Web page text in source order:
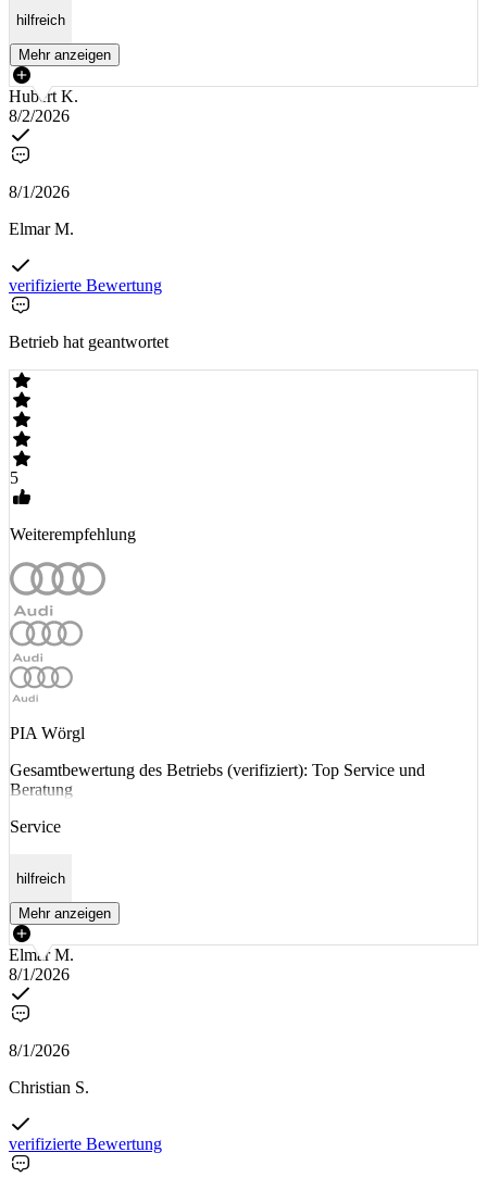
hilfreich
Mehr anzeigen
Hubert K.
8/2/2026
8/1/2026
Elmar M.
verifizierte Bewertung
Betrieb hat geantwortet
5
Weiterempfehlung
PIA Wörgl
Gesamtbewertung des Betriebs (verifiziert): Top Service und
Beratung
Service
hilfreich
Mehr anzeigen
Elmar M.
8/1/2026
8/1/2026
Christian S.
verifizierte Bewertung